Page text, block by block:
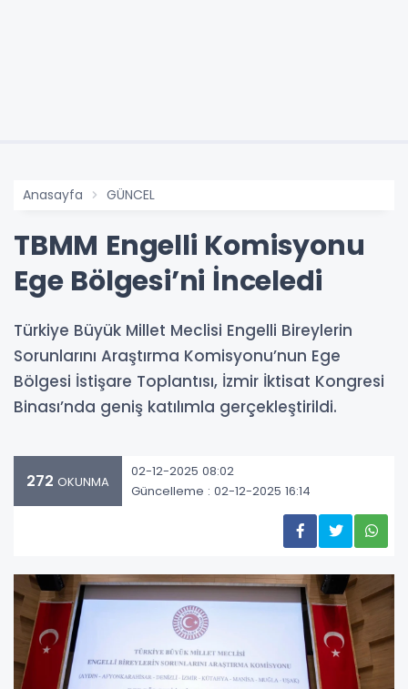
Anasayfa GÜNCEL
TBMM Engelli Komisyonu
Ege Bölgesi’ni İnceledi
Türkiye Büyük Millet Meclisi Engelli Bireylerin
Sorunlarını Araştırma Komisyonu’nun Ege
Bölgesi İstişare Toplantısı, İzmir İktisat Kongresi
Binası’nda geniş katılımla gerçekleştirildi.
272 OKUNMA
02-12-2025 08:02
Güncelleme : 02-12-2025 16:14